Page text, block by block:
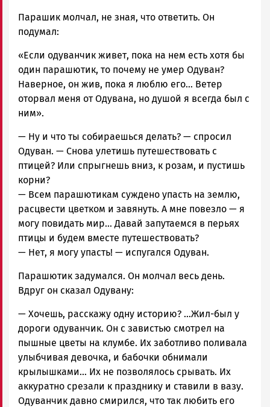
Парашик молчал, не зная, что ответить. Он
подумал:
«Если одуванчик живет, пока на нем есть хотя бы
один парашютик, то почему не умер Одуван?
Наверное, он жив, пока я люблю его… Ветер
оторвал меня от Одувана, но душой я всегда был с
ним».
— Ну и что ты собираешься делать? — спросил
Одуван. — Снова улетишь путешествовать с
птицей? Или спрыгнешь вниз, к розам, и пустишь
корни?
— Всем парашютикам суждено упасть на землю,
расцвести цветком и завянуть. А мне повезло — я
могу повидать мир… Давай запутаемся в перьях
птицы и будем вместе путешествовать?
— Нет, я могу упасть! — испугался Одуван.
Парашютик задумался. Он молчал весь день.
Вдруг он сказал Одувану:
— Хочешь, расскажу одну историю? …Жил-был у
дороги одуванчик. Он с завистью смотрел на
пышные цветы на клумбе. Их заботливо поливала
улыбчивая девочка, и бабочки обнимали
крылышками… Их не позволялось срывать. Их
аккуратно срезали к празднику и ставили в вазу.
Одуванчик давно смирился, что так любить его